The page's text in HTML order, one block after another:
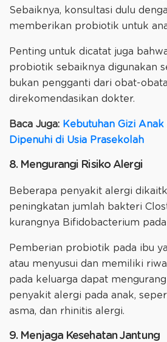
Sebaiknya, konsultasi dulu
memberikan probiotik untuk
Penting untuk dicatat juga
probiotik sebaiknya digunakan
bukan pengganti dari obat-
direkomendasikan dokter.
Baca Juga: Kebutuhan Gizi
Dipenuhi di Usia Prasekolah
8. Mengurangi Risiko Alergi
Beberapa penyakit alergi
peningkatan jumlah bakteri
kurangnya Bifidobacterium
Pemberian probiotik pada ibu
atau menyusui dan memiliki
pada keluarga dapat
penyakit alergi pada anak,
asma, dan rhinitis alergi.
9. Menjaga Kesehatan Jantung